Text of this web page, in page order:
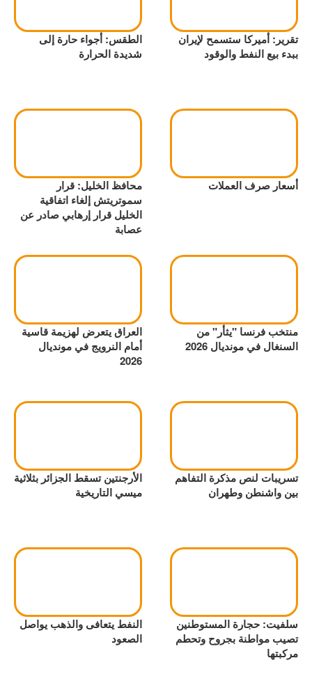
تقرير: أميركا ستسمح لإيران
ببدء بيع النفط والوقود
الطقس: أجواء حارة إلى
شديدة الحرارة
أسعار صرف العملات
محافظ الخليل: قرار
سموتريتش إلغاء اتفاقية
الخليل قرار إرهابي صادر عن
عصابة
منتخب فرنسا "يثأر" من
السنغال في مونديال 2026
العراق يتعرض لهزيمة قاسية
أمام النرويج في مونديال
2026
تسريبات لنص مذكرة التفاهم
بين واشنطن وطهران
الأرجنتين تسقط الجزائر بثلاثية
ميسي التاريخية
سلفيت: حجارة المستوطنين
تصيب مواطنة بجروح وتحطم
مركبتها
النفط يتعافى والذهب يواصل
الصعود